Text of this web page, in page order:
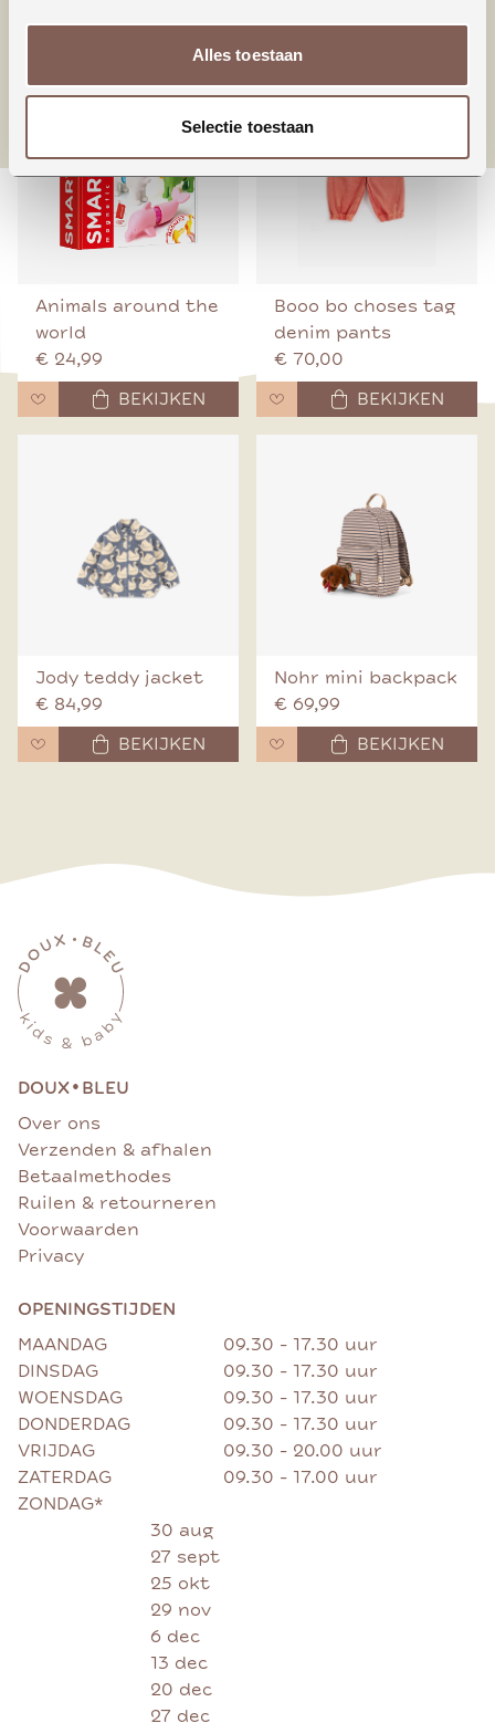
Alles toestaan
Selectie toestaan
Animals around the
world
€ 24,99
BEKIJKEN
Booo bo choses tag
denim pants
€ 70,00
BEKIJKEN
Jody teddy jacket
€ 84,99
BEKIJKEN
Nohr mini backpack
€ 69,99
BEKIJKEN
DOUX• BLEU
Over ons
Verzenden & afhalen
Betaalmethodes
Ruilen & retourneren
Voorwaarden
Privacy
OPENINGSTIJDEN
MAANDAG
09.30 - 17.30 uur
DINSDAG
09.30 - 17.30 uur
WOENSDAG
09.30 - 17.30 uur
DONDERDAG
09.30 - 17.30 uur
VRIJDAG
09.30 - 20.00 uur
ZATERDAG
09.30 - 17.00 uur
ZONDAG*
30 aug
27 sept
25 okt
29 nov
6 dec
13 dec
20 dec
27 dec